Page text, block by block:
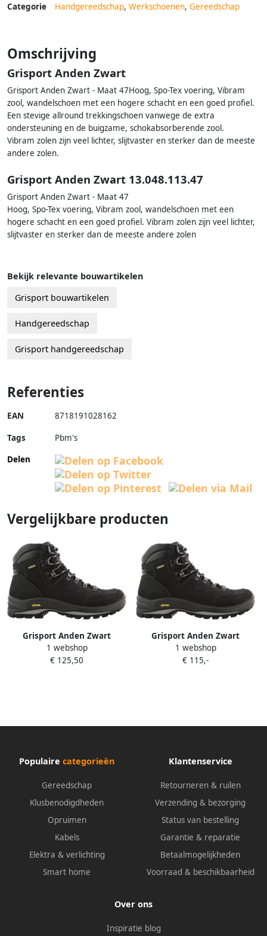
Categorie Handgereedschap, Werkschoenen, Gereedschap
Omschrijving
Grisport Anden Zwart
Grisport Anden Zwart - Maat 47Hoog, Spo-Tex voering, Vibram
zool, wandelschoen met een hogere schacht en een goed profiel.
Een stevige allround trekkingschoen vanwege de extra
ondersteuning en de buigzame, schokabsorberende zool.
Vibram zolen zijn veel lichter, slijtvaster en sterker dan de meeste
andere zolen.
Grisport Anden Zwart 13.048.113.47
Grisport Anden Zwart - Maat 47
Hoog, Spo-Tex voering, Vibram zool, wandelschoen met een
hogere schacht en een goed profiel. Vibram zolen zijn veel lichter,
slijtvaster en sterker dan de meeste andere zolen
Bekijk relevante bouwartikelen
Grisport bouwartikelen
Handgereedschap
Grisport handgereedschap
Referenties
EAN 8718191028162
Tags
Pbm's
Delen
Vergelijkbare producten
Grisport Anden Zwart
13.048.113.41
1 webshop
€ 125,50
Grisport Anden Zwart
13.048.113.37
1 webshop
€ 115,-
Populaire categorieën
Gereedschap
Klusbenodigdheden
Opruimen
Kabels
Elektra & verlichting
Smart home
Klantenservice
Retourneren & ruilen
Verzending & bezorging
Status van bestelling
Garantie & reparatie
Betaalmogelijkheden
Voorraad & beschikbaarheid
Over ons
Inspiratie blog